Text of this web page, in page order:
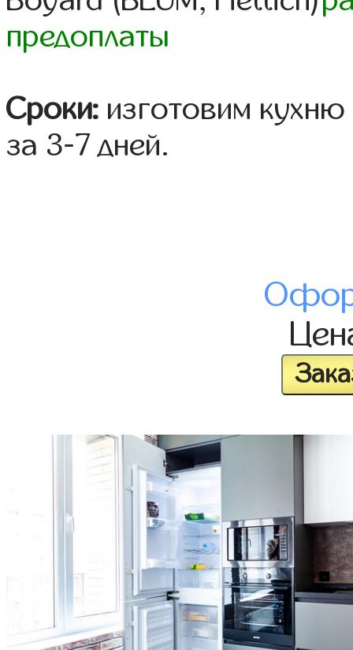
предоплаты
Сроки: изготовим
за 3-7 дней.